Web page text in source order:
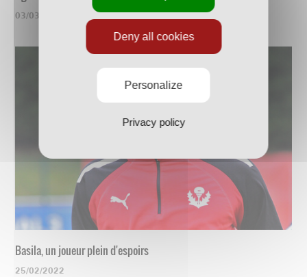
03/03/2022
Basila, un joueur plein d'espoirs
25/02/2022
Deny all cookies
Personalize
Privacy policy